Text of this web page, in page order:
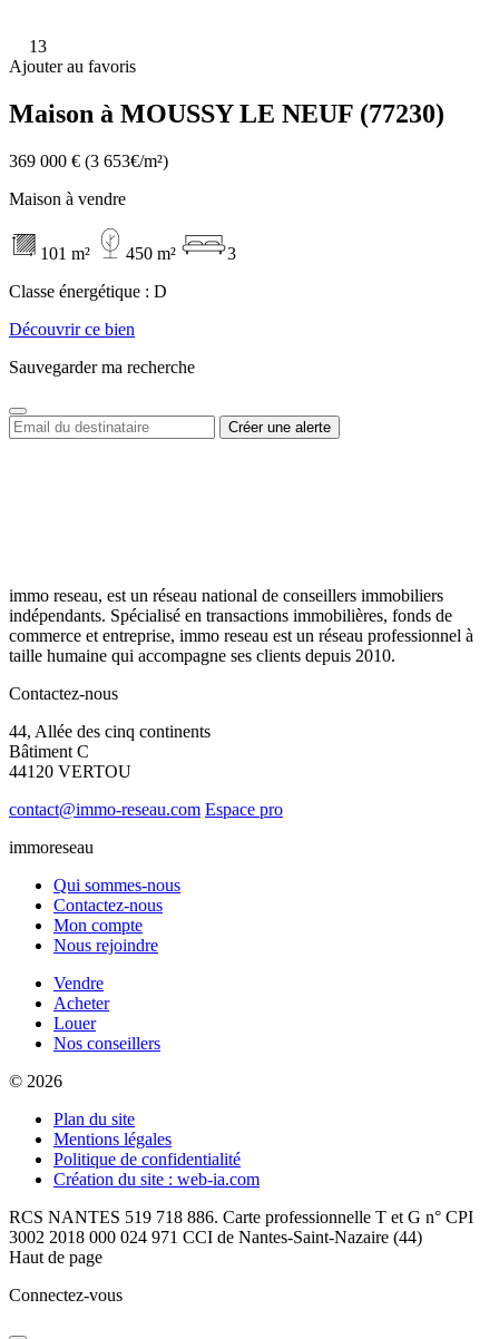
13
Ajouter au favoris
Maison à MOUSSY LE NEUF (77230)
369 000 € (3 653€/m²)
Maison à vendre
101 m² 450 m²
3
Classe énergétique : D
Découvrir ce bien
Sauvegarder ma recherche
immo reseau, est un réseau national de conseillers immobiliers
indépendants. Spécialisé en transactions immobilières, fonds de
commerce et entreprise, immo reseau est un réseau professionnel à
taille humaine qui accompagne ses clients depuis 2010.
Contactez-nous
44, Allée des cinq continents
Bâtiment C
44120 VERTOU
contact@immo-reseau.com Espace pro
immoreseau
Qui sommes-nous
Contactez-nous
Mon compte
Nous rejoindre
Vendre
Acheter
Louer
Nos conseillers
© 2026
Plan du site
Mentions légales
Politique de confidentialité
Création du site : web-ia.com
RCS NANTES 519 718 886. Carte professionnelle T et G n° CPI
3002 2018 000 024 971 CCI de Nantes-Saint-Nazaire (44)
Haut de page
Connectez-vous